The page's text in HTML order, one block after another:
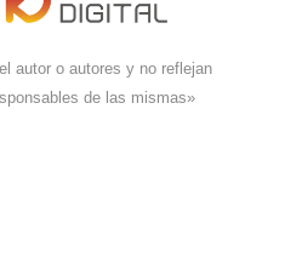
autor o autores y no reflejan
de las mismas»